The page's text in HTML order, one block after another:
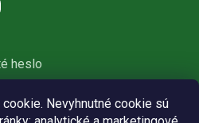
Nevyhnutné cookie sú
heslo